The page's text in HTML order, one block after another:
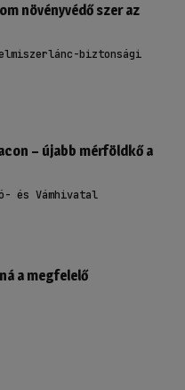
növényvédő szer az
biztonsági
– újabb mérföldkő a
és Vámhivatal
a megfelelő